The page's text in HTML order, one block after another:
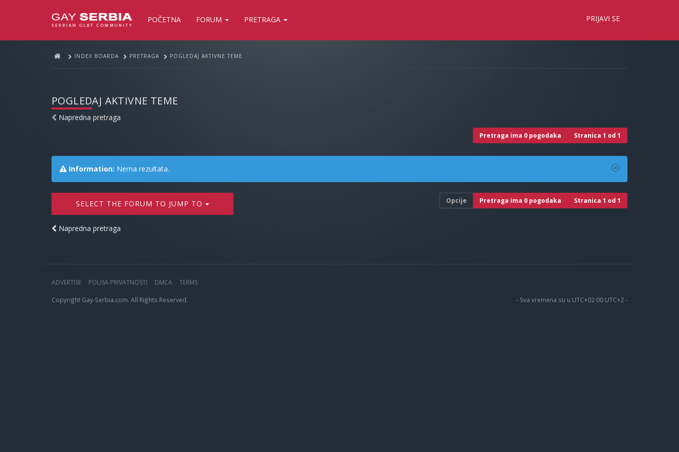
POČETNA FORUM PRETRAGA PRIJAVI SE
INDEX BOARDA PRETRAGA POGLEDAJ AKTIVNE TEME
POGLEDAJ AKTIVNE TEME
Napredna pretraga
Pretraga ima 0 pogodaka Stranica 1 od 1
Information: Nema rezultata.
Opcije Pretraga ima 0 pogodaka Stranica 1 od 1
SELECT THE FORUM TO JUMP TO
Napredna pretraga
ADVERTISE POLISA PRIVATNOSTI DMCA TERMS
Copyright Gay-Serbia.com. All Rights Reserved. - Sva vremena su u UTC+02:00 UTC+2 -